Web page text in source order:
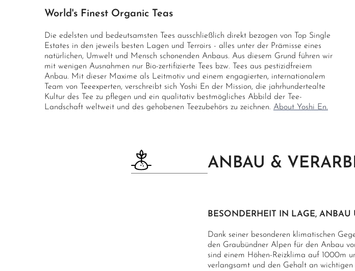
World's Finest Organic Teas
Die edelsten und bedeutsamsten Tees ausschließlich direkt bezogen von Top Single
Estates in den jeweils besten Lagen und Terroirs - alles unter der Prämisse eines
natürlichen, Umwelt und Mensch schonenden Anbaus. Aus diesem Grund führen wir
mit wenigen Ausnahmen nur Bio-zertifizierte Tees bzw. Tees aus pestizidfreiem
Anbau. Mit dieser Maxime als Leitmotiv und einem engagierten, internationalem
Team von Teeexperten, verschreibt sich Yoshi En der Mission, die jahrhundertealte
Kultur des Tee zu pflegen und ein qualitativ bestmögliches Abbild der Tee-
Landschaft weltweit und des gehobenen Teezubehörs zu zeichnen. About Yoshi En.
ANBAU &
BESONDERHEIT IN LAGE, ANBAU
Dank seiner besonderen klimatischen
den Graubündner Alpen für den Anbau
sind einem Höhen-Reizklima auf 1000m
verlangsamt und den Gehalt an